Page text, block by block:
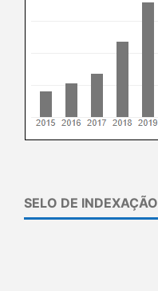
SELO DE INDEXAÇÃO